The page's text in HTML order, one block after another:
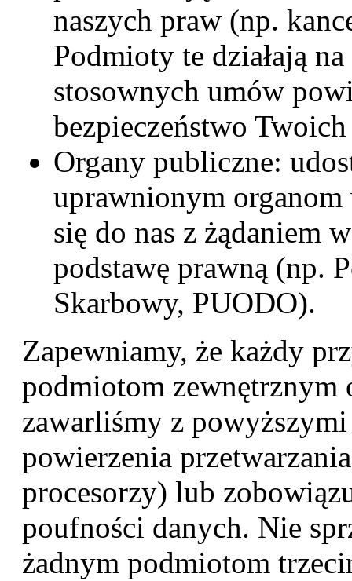
naszych praw (np.
Podmioty te działają
stosownych umów
bezpieczeństwo
Organy publiczne:
uprawnionym
się do nas z żądaniem
podstawę prawną (np.
Skarbowy, PUODO).
Zapewniamy, że każdy
podmiotom zewnętrznym
zawarliśmy z
powierzenia
procesorzy) lub
poufności danych. Nie
żadnym podmiotom